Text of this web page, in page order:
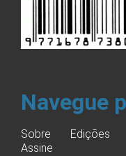
Navegue
Sobre Edições
Assine